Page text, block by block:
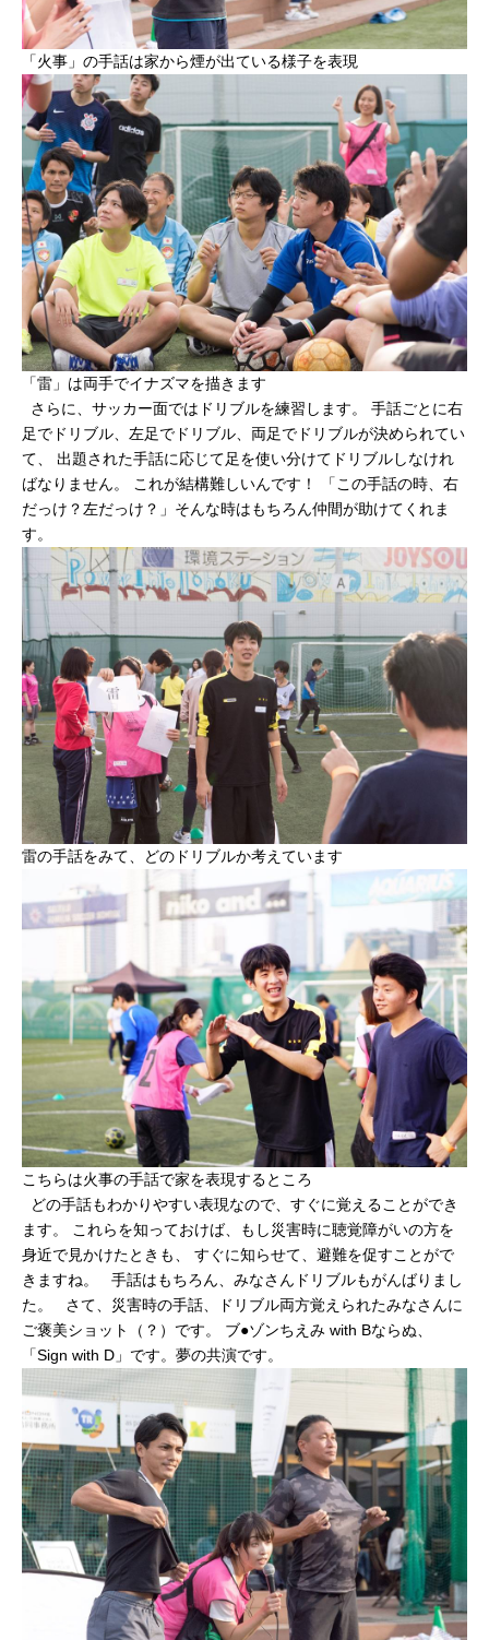
「火事」の手話は家から煙が出ている様子を表現
「雷」は両手でイナズマを描きます
さらに、サッカー面ではドリブルを練習します。 手話ごとに右
足でドリブル、左足でドリブル、両足でドリブルが決められてい
て、 出題された手話に応じて足を使い分けてドリブルしなけれ
ばなりません。 これが結構難しいんです！ 「この手話の時、右
だっけ？左だっけ？」そんな時はもちろん仲間が助けてくれま
す。
雷の手話をみて、どのドリブルか考えています
こちらは火事の手話で家を表現するところ
どの手話もわかりやすい表現なので、すぐに覚えることができ
ます。 これらを知っておけば、もし災害時に聴覚障がいの方を
身近で見かけたときも、 すぐに知らせて、避難を促すことがで
きますね。 手話はもちろん、みなさんドリブルもがんばりまし
た。 さて、災害時の手話、ドリブル両方覚えられたみなさんに
ご褒美ショット（？）です。 ブ●ゾンちえみ with Bならぬ、
「Sign with D」です。夢の共演です。